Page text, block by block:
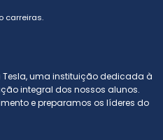
carreiras.
Tesla, uma instituição dedicada à
integral dos nossos alunos.
e preparamos os líderes do